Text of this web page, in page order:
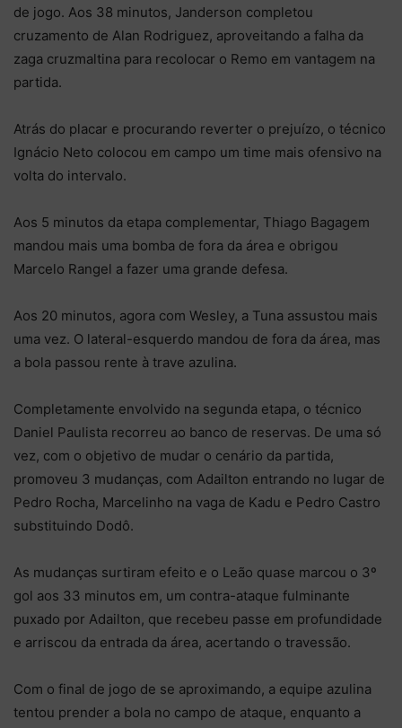
de jogo. Aos 38 minutos, Janderson completou
cruzamento de Alan Rodriguez, aproveitando a falha da
zaga cruzmaltina para recolocar o Remo em vantagem na
partida.
Atrás do placar e procurando reverter o prejuízo, o técnico
Ignácio Neto colocou em campo um time mais ofensivo na
volta do intervalo.
Aos 5 minutos da etapa complementar, Thiago Bagagem
mandou mais uma bomba de fora da área e obrigou
Marcelo Rangel a fazer uma grande defesa.
Aos 20 minutos, agora com Wesley, a Tuna assustou mais
uma vez. O lateral-esquerdo mandou de fora da área, mas
a bola passou rente à trave azulina.
Completamente envolvido na segunda etapa, o técnico
Daniel Paulista recorreu ao banco de reservas. De uma só
vez, com o objetivo de mudar o cenário da partida,
promoveu 3 mudanças, com Adailton entrando no lugar de
Pedro Rocha, Marcelinho na vaga de Kadu e Pedro Castro
substituindo Dodô.
As mudanças surtiram efeito e o Leão quase marcou o 3º
gol aos 33 minutos em, um contra-ataque fulminante
puxado por Adailton, que recebeu passe em profundidade
e arriscou da entrada da área, acertando o travessão.
Com o final de jogo de se aproximando, a equipe azulina
tentou prender a bola no campo de ataque, enquanto a